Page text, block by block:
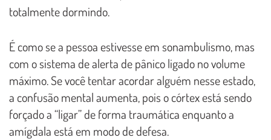
totalmente dormindo.
É como se a pessoa estivesse em sonambulismo, mas
com o sistema de alerta de pânico ligado no volume
máximo. Se você tentar acordar alguém nesse estado,
a confusão mental aumenta, pois o córtex está sendo
forçado a “ligar” de forma traumática enquanto a
amígdala está em modo de defesa.